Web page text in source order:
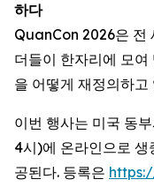
하다
QuanCon 2026은 전
더들이 한자리에 모
을 어떻게 재정의하
이번 행사는 미국 동
4시)에 온라인으로 생
공된다. 등록은